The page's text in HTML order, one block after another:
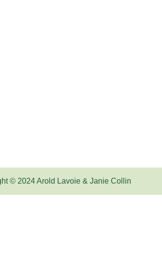
© 2024 Arold Lavoie & Janie Collin